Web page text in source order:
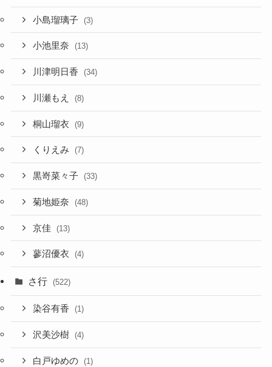
小島瑠璃子 (3)
小池里奈 (13)
川津明日香 (34)
川瀬もえ (8)
桐山瑠衣 (9)
くりえみ (7)
黒嵜菜々子 (33)
菊地姫奈 (48)
京佳 (13)
蓼沼優衣 (4)
さ行 (522)
染谷有香 (1)
沢美沙樹 (4)
白戸ゆめの (1)